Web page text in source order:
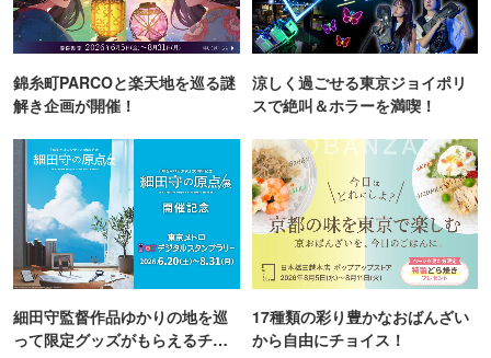
錦糸町PARCOと楽天地を巡る謎
解き企画が開催！
涼しく過ごせる東京ジョイポリ
スで絶叫＆ホラーを満喫！
細田守監督作品ゆかりの地を巡
って限定グッズがもらえるチャ
17種類の彩り豊かなおばんざい
から自由にチョイス！